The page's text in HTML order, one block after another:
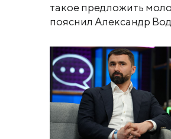
такое предложить
пояснил Александр